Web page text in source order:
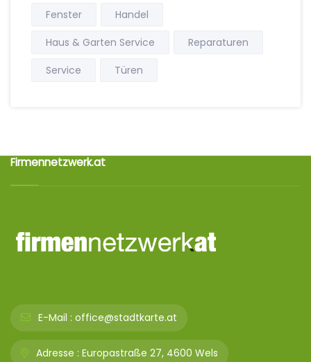
Fenster
Handel
Haus & Garten Service
Reparaturen
Service
Türen
Firmennetzwerk.at
E-Mail : office@stadtkarte.at
Adresse : Europastraße 27, 4600 Wels